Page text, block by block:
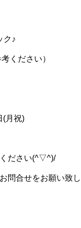
ク♪
ください）
(月祝)
ださい(^▽^)/
問合せをお願い致